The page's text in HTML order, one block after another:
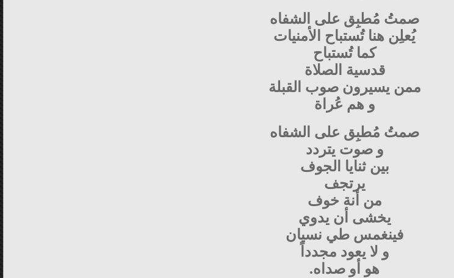
صمتُ مُطبِق على الشفاه
يُعلِن هنا تُستباح الأمنيات
كما تُستباح
قدسية الصلاة
ممن يسيرون صوب القبلة
و هم عُراة
صمتُ مُطبِق على الشفاه
و صوت يتردد
بين ثنايا الجوف
يرتجف
من أنة خوف
يخشى أن يدوي
فينغمس طي نسيان
و لا يعود مجدداً
هو أو صداه.